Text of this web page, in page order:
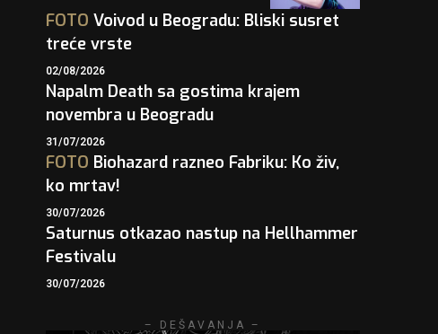
FOTO Voivod u Beogradu: Bliski susret
treće vrste
02/08/2026
Napalm Death sa gostima krajem
novembra u Beogradu
31/07/2026
FOTO Biohazard razneo Fabriku: Ko živ,
ko mrtav!
30/07/2026
Saturnus otkazao nastup na Hellhammer
Festivalu
30/07/2026
– DEŠAVANJA –